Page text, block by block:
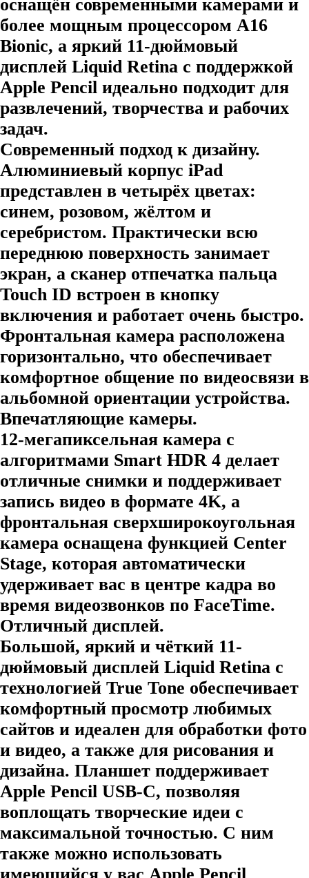
оснащён современными камерами и
более мощным процессором A16
Bionic, а яркий 11-дюймовый
дисплей Liquid Retina с поддержкой
Apple Pencil идеально подходит для
развлечений, творчества и рабочих
задач.
Современный подход к дизайну.
Алюминиевый корпус iPad
представлен в четырёх цветах:
синем, розовом, жёлтом и
серебристом. Практически всю
переднюю поверхность занимает
экран, а сканер отпечатка пальца
Touch ID встроен в кнопку
включения и работает очень быстро.
Фронтальная камера расположена
горизонтально, что обеспечивает
комфортное общение по видеосвязи в
альбомной ориентации устройства.
Впечатляющие камеры.
12-мегапиксельная камера с
алгоритмами Smart HDR 4 делает
отличные снимки и поддерживает
запись видео в формате 4K, а
фронтальная сверхширокоугольная
камера оснащена функцией Center
Stage, которая автоматически
удерживает вас в центре кадра во
время видеозвонков по FaceTime.
Отличный дисплей.
Большой, яркий и чёткий 11-
дюймовый дисплей Liquid Retina с
технологией True Tone обеспечивает
комфортный просмотр любимых
сайтов и идеален для обработки фото
и видео, а также для рисования и
дизайна. Планшет поддерживает
Apple Pencil USB-C, позволяя
воплощать творческие идеи с
максимальной точностью. С ним
также можно использовать